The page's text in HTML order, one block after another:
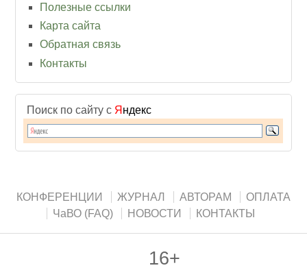
Полезные ссылки
Карта сайта
Обратная связь
Контакты
Поиск по сайту с Я ндекс
КОНФЕРЕНЦИИ ЖУРНАЛ АВТОРАМ
ОПЛАТА
ЧаВО (FAQ)
НОВОСТИ КОНТАКТЫ
16+